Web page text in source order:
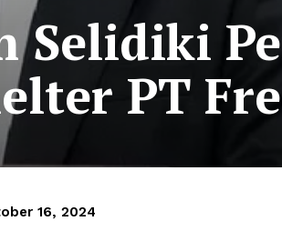
PT
16, 2024